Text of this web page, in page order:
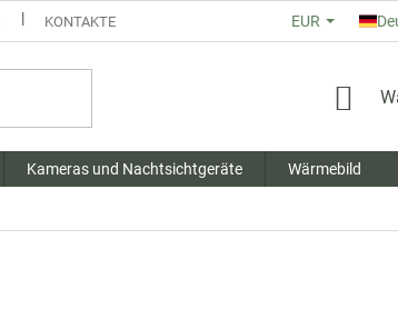
KONTAKTE EUR
Kameras und Nachtsichtgeräte Wärmebild